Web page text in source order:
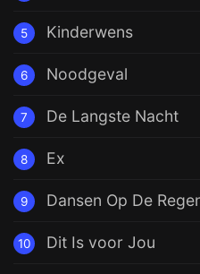
5 Kinderwens
6 Noodgeval
7 De Langste Nacht
8 Ex
9 Dansen Op De
10 Dit Is voor Jou